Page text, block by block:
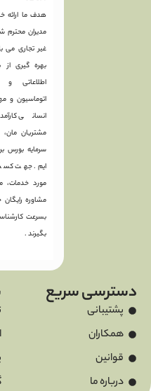
مدیران
غیر تجاری می
بهره گیری از
اطلاعاتی و
اتوماسیون و
انسانی
مشتریان
سرمایه بورس
ایم. جهت کسب
مورد خدمات،
مشاوره رایگان
بسرعت
بگیرند .
دسترسی سریع
پشتیبانی
همکاران
قوانین
درباره ما